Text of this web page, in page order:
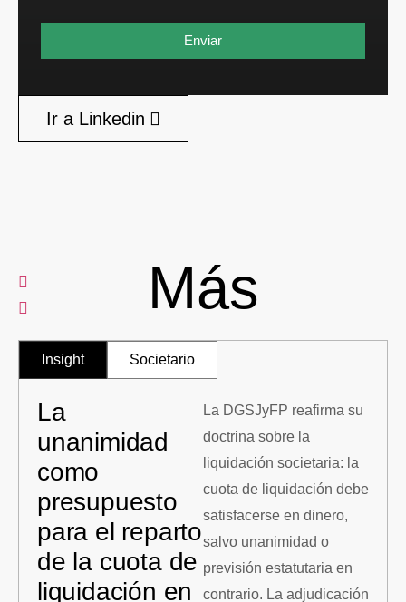
Enviar
Ir a Linkedin
Más
Insight Societario
La
unanimidad
como
presupuesto
para el reparto
de la cuota de
liquidación en
La DGSJyFP reafirma su
doctrina sobre la
liquidación societaria: la
cuota de liquidación debe
satisfacerse en dinero,
salvo unanimidad o
previsión estatutaria en
contrario. La adjudicación